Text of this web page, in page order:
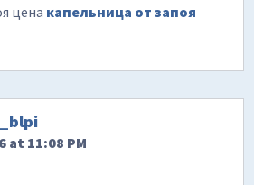
цена капельница от запоя
at 11:08 PM